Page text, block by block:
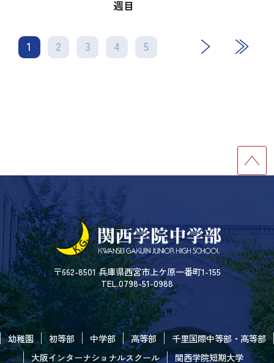
週目
1 2 3 4 5
次
〒662-8501 兵庫県西宮市上ケ原一番町1-155
TEL.0798-51-0988
幼稚園 初等部 中学部 高等部
千里国際中等部・高等部
大阪インターナショナルスクール
関西学院短期大学